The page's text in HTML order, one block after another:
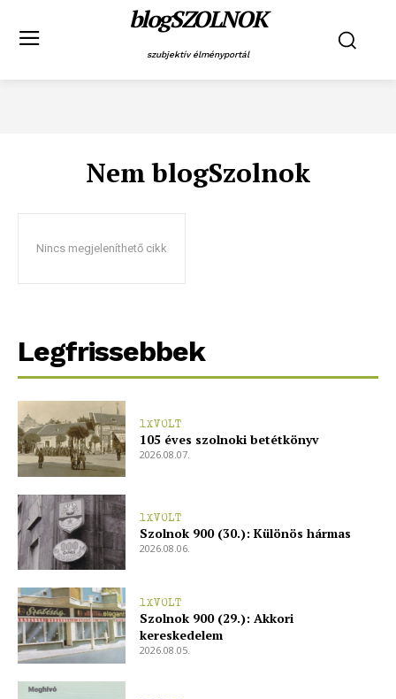
blogSZOLNOK
szubjektív élményportál
Nem blogSzolnok
Nincs megjeleníthető cikk
Legfrissebbek
1XVOLT
105 éves szolnoki betétkönyv
2026.08.07.
1XVOLT
Szolnok 900 (30.): Különös hármas
2026.08.06.
1XVOLT
Szolnok 900 (29.): Akkori
kereskedelem
2026.08.05.